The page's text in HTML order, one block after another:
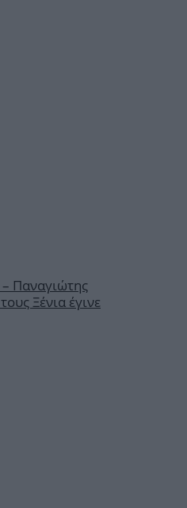
– Παναγιώτης
Ξένια έγινε